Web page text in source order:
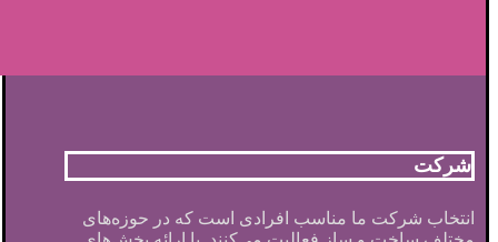
شرکت
انتخاب شرکت ما مناسب افرادی است که در حوزه‌های